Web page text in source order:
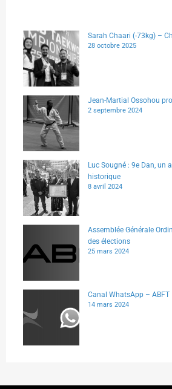
Sarah Chaari (-73kg) –
28 octobre 2025
Jean-Martial Ossohou
2 septembre 2024
Luc Sougné : 9e Dan, un
historique
8 avril 2024
Assemblée Générale
des élections
25 mars 2024
Canal WhatsApp – ABFT
14 mars 2024